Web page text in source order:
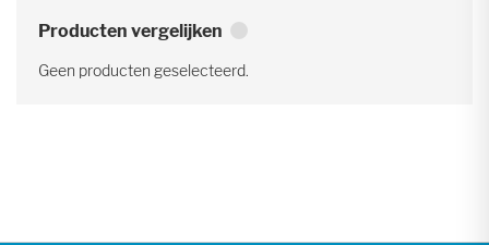
Producten vergelijken
Geen producten geselecteerd.